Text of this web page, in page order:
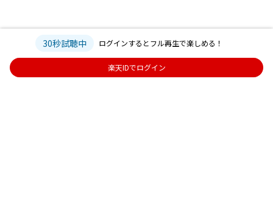
30秒試聴中 ログインするとフル再生で楽しめる！
楽天IDでログイン